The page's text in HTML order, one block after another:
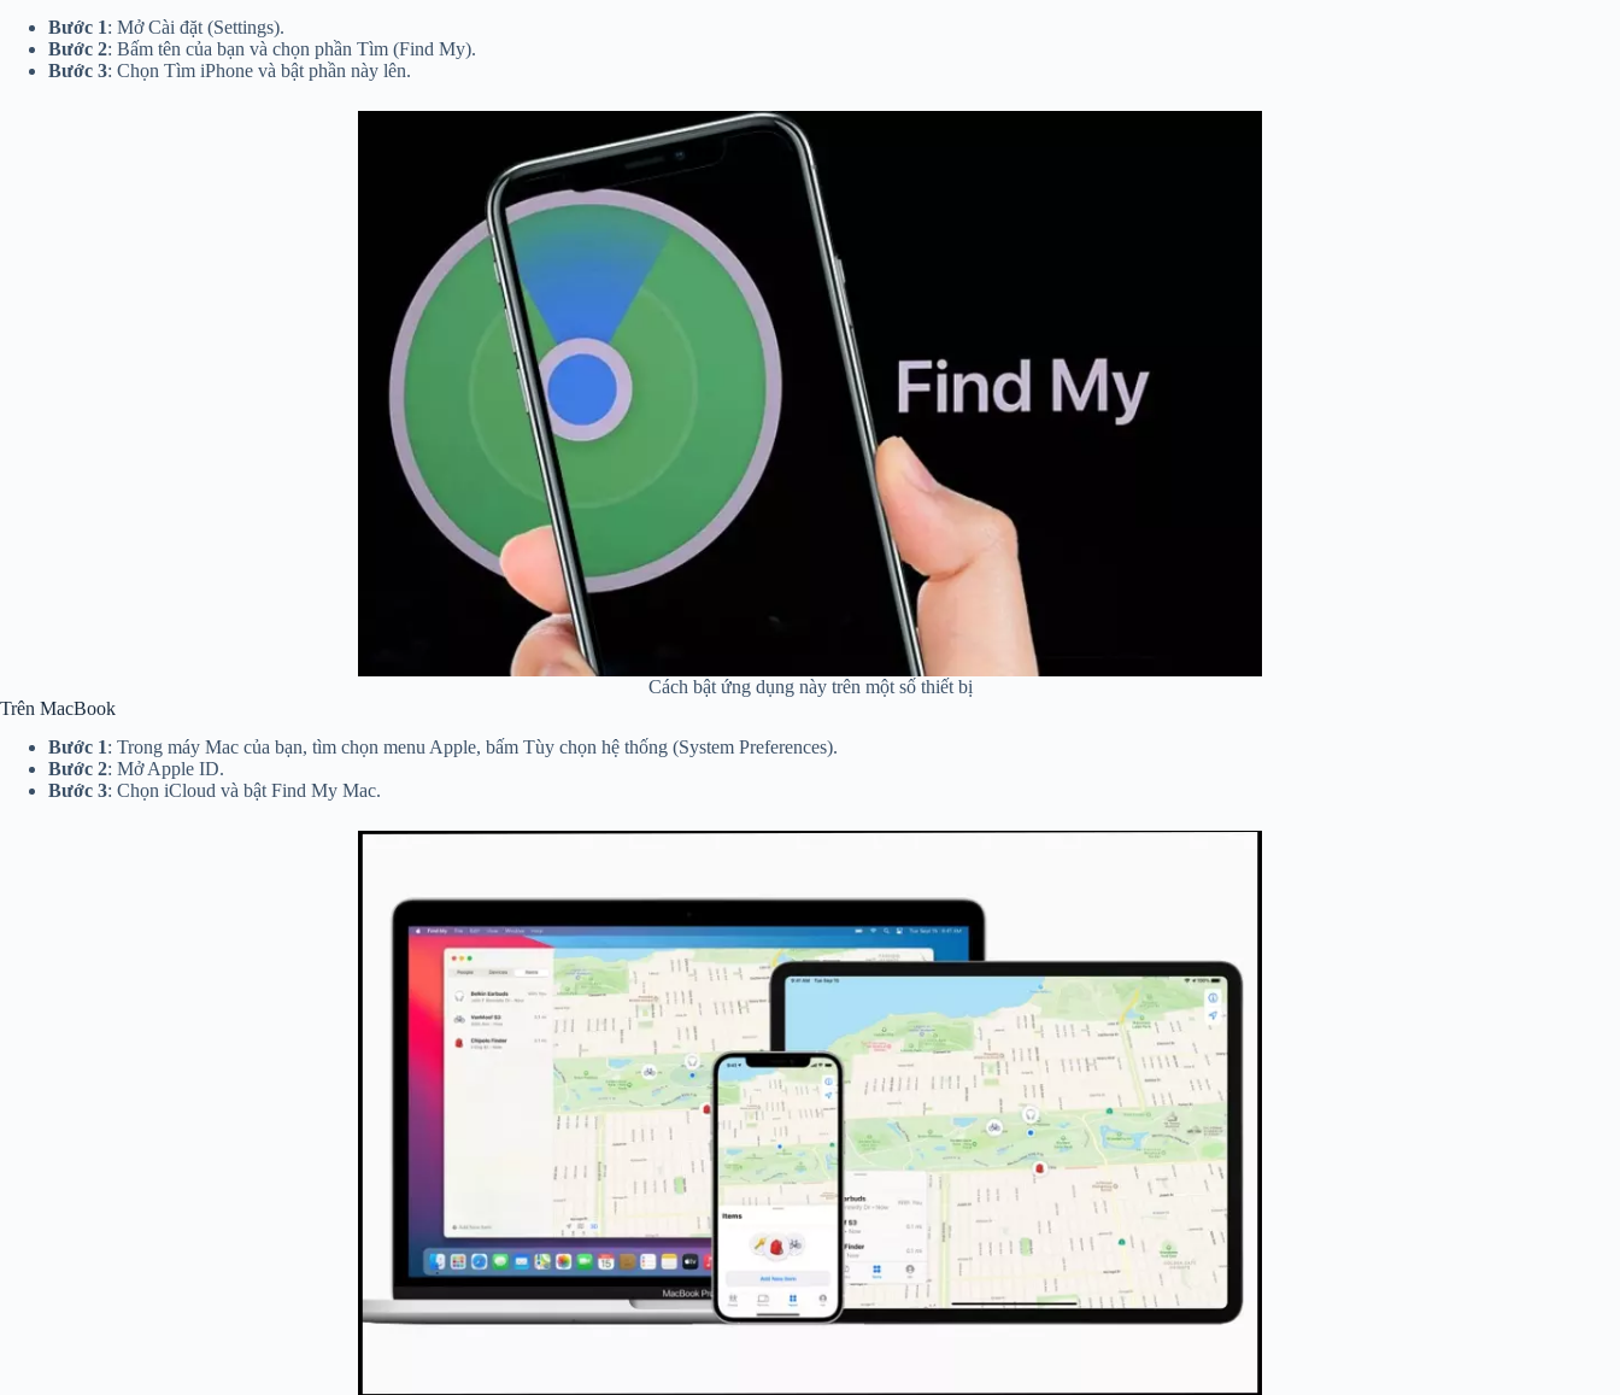
Bước 1: Mở Cài đặt (Settings).
Bước 2: Bấm tên của bạn và chọn phần Tìm (Find My).
Bước 3: Chọn Tìm iPhone và bật phần này lên.
Cách bật ứng dụng này trên một số thiết bị
Trên MacBook
Bước 1: Trong máy Mac của bạn, tìm chọn menu Apple, bấm Tùy chọn hệ thống (System Preferences).
Bước 2: Mở Apple ID.
Bước 3: Chọn iCloud và bật Find My Mac.